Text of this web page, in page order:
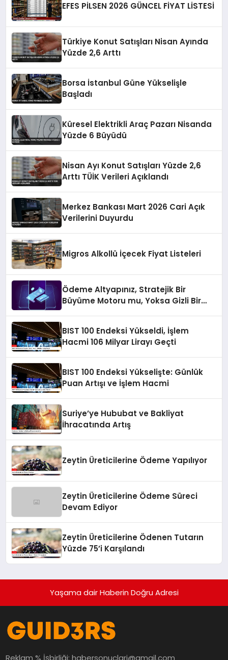
EFES PİLSEN 2026 GÜNCEL FİYAT LİSTESİ
Türkiye Konut Satışları Nisan Ayında
Yüzde 2,6 Arttı
Borsa İstanbul Güne Yükselişle
Başladı
Küresel Elektrikli Araç Pazarı Nisanda
Yüzde 6 Büyüdü
Nisan Ayı Konut Satışları Yüzde 2,6
Arttı TÜİK Verileri Açıklandı
Merkez Bankası Mart 2026 Cari Açık
Verilerini Duyurdu
Migros Alkollü İçecek Fiyat Listeleri
Ödeme Altyapınız, Stratejik Bir
Büyüme Motoru mu, Yoksa Gizli Bir
BIST 100 Endeksi Yükseldi, İşlem
Hacmi 106 Milyar Lirayı Geçti
BIST 100 Endeksi Yükselişte: Günlük
Puan Artışı ve İşlem Hacmi
Suriye’ye Hububat ve Bakliyat
İhracatında Artış
Zeytin Üreticilerine Ödeme Yapılıyor
Zeytin Üreticilerine Ödeme Süreci
Devam Ediyor
Zeytin Üreticilerine Ödenen Tutarın
Yüzde 75’i Karşılandı
Yaşama dair Haberin Doğru Adresi
Reklam % İşbirliği:habersonuclari@gmail.com